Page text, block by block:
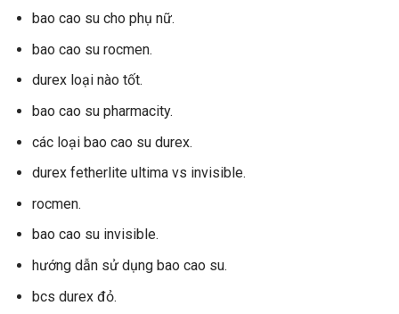
bao cao su cho phụ nữ.
bao cao su rocmen.
durex loại nào tốt.
bao cao su pharmacity.
các loại bao cao su durex.
durex fetherlite ultima vs invisible.
rocmen.
bao cao su invisible.
hướng dẫn sử dụng bao cao su.
bcs durex đỏ.